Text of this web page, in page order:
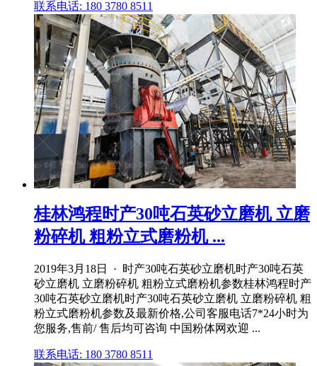
联系电话: 180 3780 8511
桂林鸿程时产30吨石英砂立磨机 立磨
粉碎机 粗粉立式磨粉机 ...
2019年3月18日 · 时产30吨石英砂立磨机时产30吨石英
砂立磨机 立磨粉碎机 粗粉立式磨粉机参数桂林鸿程时产
30吨石英砂立磨机时产30吨石英砂立磨机 立磨粉碎机 粗
粉立式磨粉机参数及最新价格,公司客服电话7*24小时为
您服务,售前/ 售后均可咨询 中国粉体网欢迎 ...
联系电话: 180 3780 8511